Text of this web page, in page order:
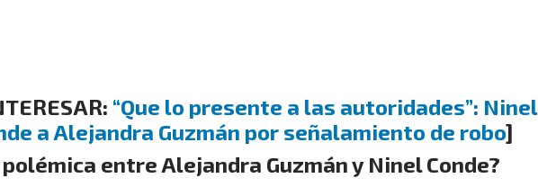
“Que lo presente a las autoridades”: Ninel
a Alejandra Guzmán por señalamiento de robo]
polémica entre Alejandra Guzmán y Ninel Conde?